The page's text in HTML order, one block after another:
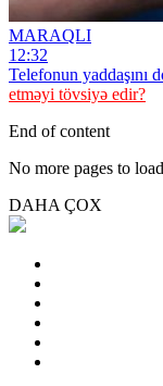
MARAQLI
12:32
Telefonun yaddaşını
etməyi tövsiyə edir?
End of content
No more pages to load
DAHA ÇOX